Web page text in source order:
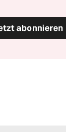
abonnieren